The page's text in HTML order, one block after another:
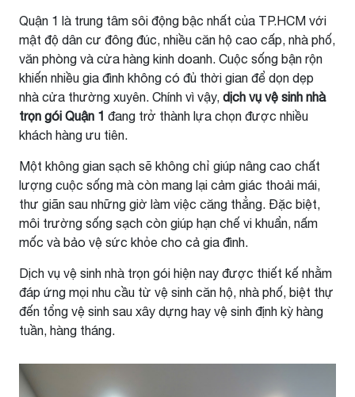
Quận 1 là trung tâm sôi động bậc nhất của TP.HCM với
mật độ dân cư đông đúc, nhiều căn hộ cao cấp, nhà phố,
văn phòng và cửa hàng kinh doanh. Cuộc sống bận rộn
khiến nhiều gia đình không có đủ thời gian để dọn dẹp
nhà cửa thường xuyên. Chính vì vậy, dịch vụ vệ sinh nhà
trọn gói Quận 1 đang trở thành lựa chọn được nhiều
khách hàng ưu tiên.
Một không gian sạch sẽ không chỉ giúp nâng cao chất
lượng cuộc sống mà còn mang lại cảm giác thoải mái,
thư giãn sau những giờ làm việc căng thẳng. Đặc biệt,
môi trường sống sạch còn giúp hạn chế vi khuẩn, nấm
mốc và bảo vệ sức khỏe cho cả gia đình.
Dịch vụ vệ sinh nhà trọn gói hiện nay được thiết kế nhằm
đáp ứng mọi nhu cầu từ vệ sinh căn hộ, nhà phố, biệt thự
đến tổng vệ sinh sau xây dựng hay vệ sinh định kỳ hàng
tuần, hàng tháng.